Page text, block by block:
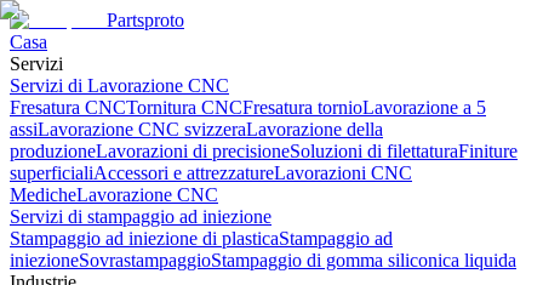
Partsproto
Casa
Servizi
Servizi di Lavorazione CNC
Fresatura CNCTornitura CNCFresatura tornioLavorazione a 5
assiLavorazione CNC svizzeraLavorazione della
produzioneLavorazioni di precisioneSoluzioni di filettaturaFiniture
superficialiAccessori e attrezzatureLavorazioni CNC
MedicheLavorazione CNC
Servizi di stampaggio ad iniezione
Stampaggio ad iniezione di plasticaStampaggio ad
iniezioneSovrastampaggioStampaggio di gomma siliconica liquida